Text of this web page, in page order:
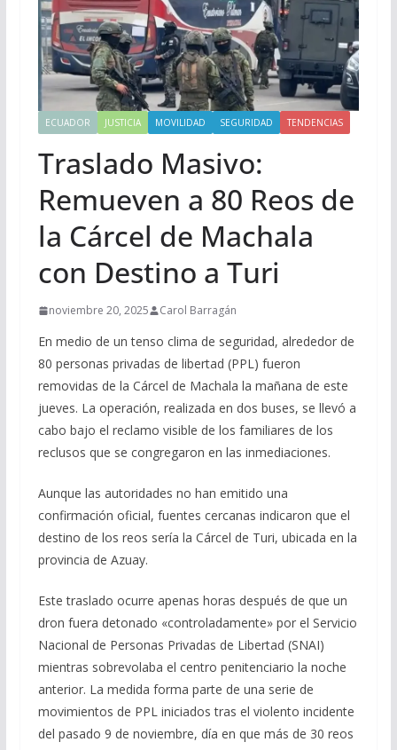
ECUADOR JUSTICIA MOVILIDAD SEGURIDAD TENDENCIAS
Traslado Masivo:
Remueven a 80 Reos de
la Cárcel de Machala
con Destino a Turi
noviembre 20, 2025 Carol Barragán
En medio de un tenso clima de seguridad, alrededor de
80 personas privadas de libertad (PPL) fueron
removidas de la Cárcel de Machala la mañana de este
jueves. La operación, realizada en dos buses, se llevó a
cabo bajo el reclamo visible de los familiares de los
reclusos que se congregaron en las inmediaciones.
Aunque las autoridades no han emitido una
confirmación oficial, fuentes cercanas indicaron que el
destino de los reos sería la Cárcel de Turi, ubicada en la
provincia de Azuay.
Este traslado ocurre apenas horas después de que un
dron fuera detonado «controladamente» por el Servicio
Nacional de Personas Privadas de Libertad (SNAI)
mientras sobrevolaba el centro penitenciario la noche
anterior. La medida forma parte de una serie de
movimientos de PPL iniciados tras el violento incidente
del pasado 9 de noviembre, día en que más de 30 reos